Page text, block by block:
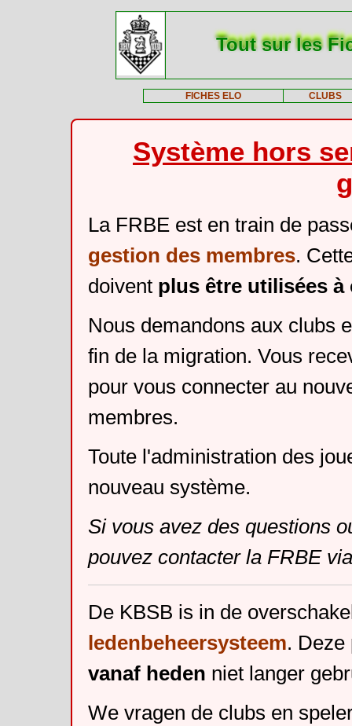
Tout sur les
FICHES ELO CLUBS
Système hors
La FRBE est en train de
gestion des membres.
doivent plus être utilisées
Nous demandons aux clubs
fin de la migration. Vous
pour vous connecter au
membres.
Toute l'administration des
nouveau système.
Si vous avez des questions
pouvez contacter la FRBE
De KBSB is in de
ledenbeheersysteem. Deze
vanaf heden niet langer
We vragen de clubs en